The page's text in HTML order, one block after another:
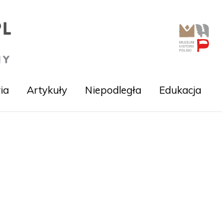
Artykuły Niepodległa Edukacja